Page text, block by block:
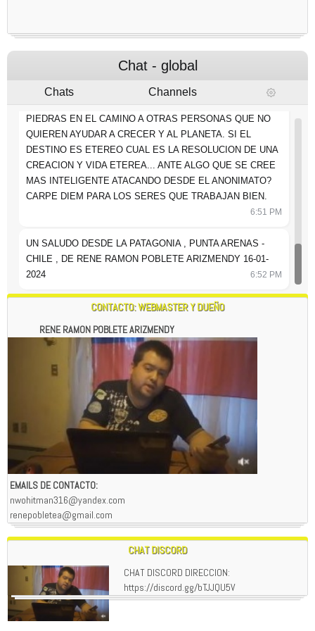
Chat - global
Chats Channels
PIEDRAS EN EL CAMINO A OTRAS PERSONAS QUE NO
QUIEREN AYUDAR A CRECER Y AL PLANETA. SI EL
DESTINO ES ETEREO CUAL ES LA RESOLUCION DE UNA
CREACION Y VIDA ETEREA... ANTE ALGO QUE SE CREE
MAS INTELIGENTE ATACANDO DESDE EL ANONIMATO?
CARPE DIEM PARA LOS SERES QUE TRABAJAN BIEN.
6:51 PM
UN SALUDO DESDE LA PATAGONIA , PUNTA ARENAS -
2024
6:52 PM
CONTACTO: WEBMASTER Y DUEÑO
RENE RAMON POBLETE ARIZMENDY
EMAILS DE CONTACTO:
nwohitman316@yandex.com
renepobletea@gmail.com
CHAT DISCORD
CHAT DISCORD DIRECCION:
https://discord.gg/bTJJQU5V